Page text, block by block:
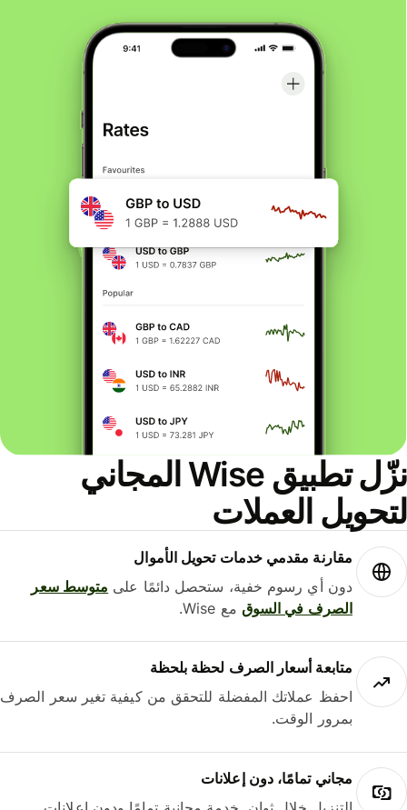
نزّل تطبيق Wise المجاني
العملات
مقارنة مقدمي خدمات تحويل الأموال
دون أي رسوم خفية، ستحصل دائمًا علىمتوسط ​​سعر
الصرف في السوقمع Wise.
متابعة أسعار الصرف لحظة بلحظة
احفظ عملاتك المفضلة للتحقق من كيفية تغير سعر الصرف
بمرور الوقت.
مجاني تمامًا، دون إعلانات